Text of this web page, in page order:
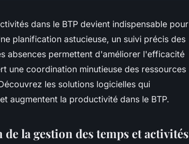
dans le BTP devient indispensable pour
planification astucieuse, un suivi précis des
absences permettent d'améliorer l'efficacité
une coordination minutieuse des ressources
les solutions logicielles qui
augmentent la productivité dans le BTP.
la gestion des temps et activités